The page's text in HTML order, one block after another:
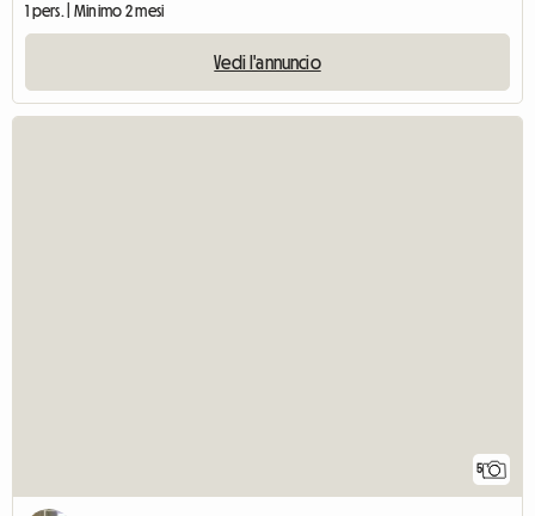
1 pers. | Minimo 2 mesi
Vedi l'annuncio
5